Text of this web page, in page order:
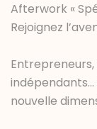
Afterwork «
Rejoignez
nouvelle